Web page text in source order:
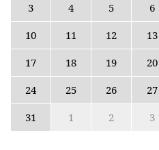
3
4 5 6
10
11 12 13
17
18 19 20
24
25 26 27
31
1 2 3